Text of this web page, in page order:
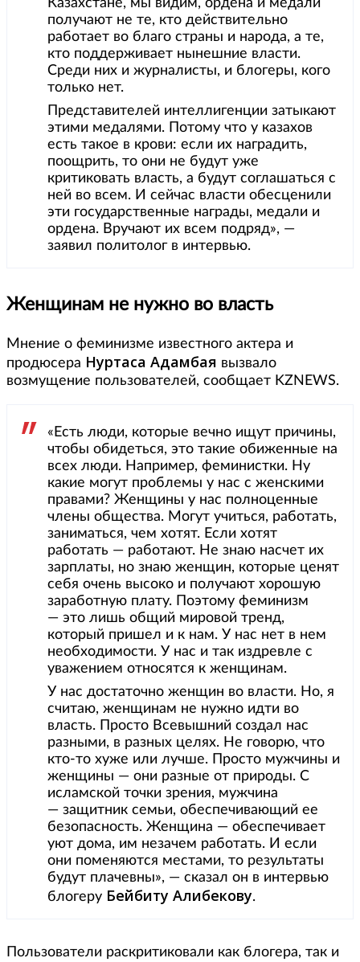
Казахстане, мы видим, ордена и медали
получают не те, кто действительно
работает во благо страны и народа, а те,
кто поддерживает нынешние власти.
Среди них и журналисты, и блогеры, кого
только нет.
Представителей интеллигенции затыкают
этими медалями. Потому что у казахов
есть такое в крови: если их наградить,
поощрить, то они не будут уже
критиковать власть, а будут соглашаться с
ней во всем. И сейчас власти обесценили
эти государственные награды, медали и
ордена. Вручают их всем подряд», —
заявил политолог в интервью.
Женщинам не нужно во власть
Мнение о феминизме известного актера и
продюсера Нуртаса Адамбая вызвало
возмущение пользователей, сообщает KZNEWS.
«Есть люди, которые вечно ищут причины,
чтобы обидеться, это такие обиженные на
всех люди. Например, феминистки. Ну
какие могут проблемы у нас с женскими
правами? Женщины у нас полноценные
члены общества. Могут учиться, работать,
заниматься, чем хотят. Если хотят
работать — работают. Не знаю насчет их
зарплаты, но знаю женщин, которые ценят
себя очень высоко и получают хорошую
заработную плату. Поэтому феминизм
— это лишь общий мировой тренд,
который пришел и к нам. У нас нет в нем
необходимости. У нас и так издревле с
уважением относятся к женщинам.
У нас достаточно женщин во власти. Но, я
считаю, женщинам не нужно идти во
власть. Просто Всевышний создал нас
разными, в разных целях. Не говорю, что
кто-то хуже или лучше. Просто мужчины и
женщины — они разные от природы. С
исламской точки зрения, мужчина
— защитник семьи, обеспечивающий ее
безопасность. Женщина — обеспечивает
уют дома, им незачем работать. И если
они поменяются местами, то результаты
будут плачевны», — сказал он в интервью
блогеру Бейбиту Алибекову.
Пользователи раскритиковали как блогера, так и